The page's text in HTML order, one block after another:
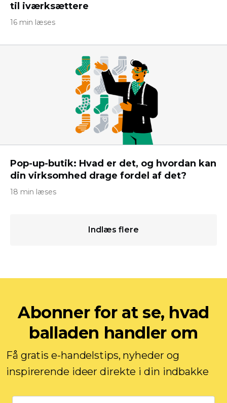
til iværksættere
16 min læses
Pop-up-butik: Hvad er det, og hvordan kan
din virksomhed drage fordel af det?
18 min læses
Indlæs flere
Abonner for at se, hvad
balladen handler om
Få gratis e-handelstips, nyheder og
inspirerende ideer direkte i din indbakke